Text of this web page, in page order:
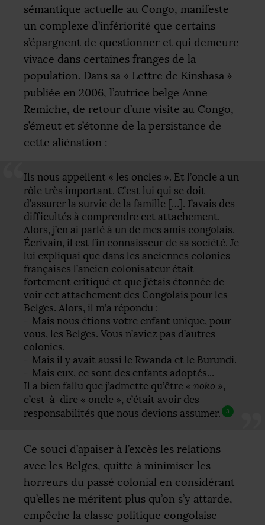
sémantique actuelle au Congo, manifeste
un complexe d’infériorité que certains
s’épargnent de questionner et qui demeure
vivace dans certaines franges de la
population. Dans sa « Lettre de Kinshasa »
publiée en 2006, l’autrice belge Anne
Remiche, de retour d’une visite au Congo,
s’émeut et s’étonne de la persistance de
cette aliénation :
Ils nous appellent « les oncles ». Et l’oncle a un
rôle très important. C’est lui qui se doit
d’assurer la survie de la famille […]. J’avais des
difficultés à comprendre cet attachement.
Alors, j’en ai parlé à un de mes amis congolais.
Écrivain, il est fin connaisseur de sa société. Je
lui expliquai que dans les anciennes colonies
françaises l’ancien colonisateur était
fortement critiqué et que j’étais étonnée de
voir cet attachement des Congolais pour les
Belges. Alors, il m’a répondu :
– Mais nous étions votre enfant unique, pour
vous, les Belges. Vous n’aviez pas d’autres
colonies.
– Mais il y avait aussi le Rwanda et le Burundi.
– Mais eux, ce sont des enfants adoptés...
Il a bien fallu que j’admette qu’être « noko »,
c’est-à-dire « oncle », c’était avoir des
responsabilités que nous devions assumer.
3
Ce souci d’apaiser à l’excès les relations
avec les Belges, quitte à minimiser les
horreurs du passé colonial en considérant
qu’elles ne méritent plus qu’on s’y attarde,
empêche la classe politique congolaise